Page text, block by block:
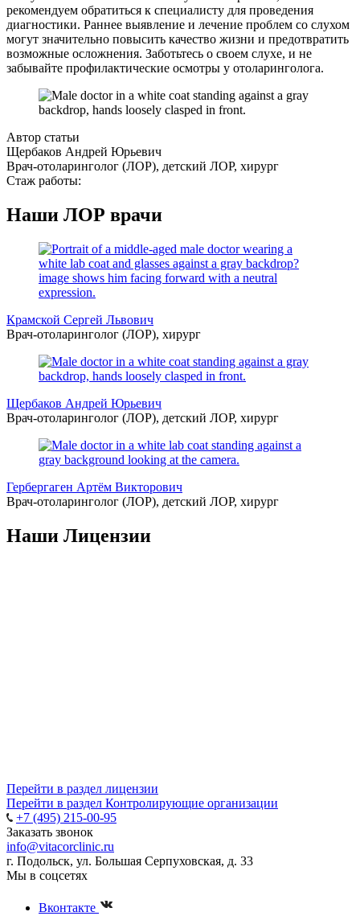
рекомендуем обратиться к специалисту для проведения
диагностики. Раннее выявление и лечение проблем со слухом
могут значительно повысить качество жизни и предотвратить
возможные осложнения. Заботьтесь о своем слухе, и не
забывайте профилактические осмотры у отоларинголога.
Автор статьи
Щербаков Андрей Юрьевич
Врач-отоларинголог (ЛОР), детский ЛОР, хирург
Стаж работы:
Наши ЛОР врачи
Крамской Сергей Львович
Врач-отоларинголог (ЛОР), хирург
Щербаков Андрей Юрьевич
Врач-отоларинголог (ЛОР), детский ЛОР, хирург
Гербергаген Артём Викторович
Врач-отоларинголог (ЛОР), детский ЛОР, хирург
Наши Лицензии
Перейти в раздел лицензии
Перейти в раздел Контролирующие организации
+7 (495) 215-00-95
Заказать звонок
info@vitacorclinic.ru
г. Подольск, ул. Большая Серпуховская, д. 33
Мы в соцсетях
Вконтакте